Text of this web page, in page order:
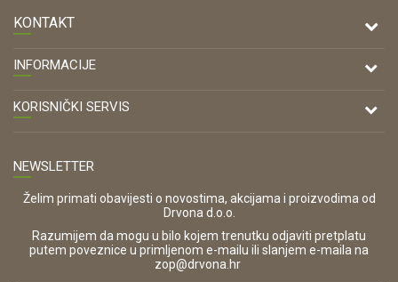
KONTAKT
DRVONA D.O.O.
Antuna Mihanovića 7,
47000 Karlovac
OIB:
42821181683
16280
INFORMACIJE
O nama
KORISNIČKI SERVIS
Zaštita privatnosti i osobnih podataka
Korištenje kolačića
Pravo na odustajanje i jednostrani raskid ugovora
Reklamacije
NEWSLETTER
Želim primati obavijesti o novostima, akcijama i proizvodima od
Drvona d.o.o.
Razumijem da mogu u bilo kojem trenutku odjaviti pretplatu
putem poveznice u primljenom e-mailu ili slanjem e-maila na
zop@drvona.hr